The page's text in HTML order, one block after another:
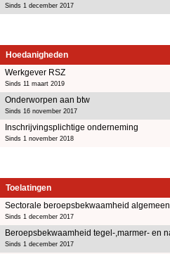
Sinds 1 december 2017
Hoedanigheden
Werkgever RSZ
Sinds 11 maart 2019
Onderworpen aan btw
Sinds 16 november 2017
Inschrijvingsplichtige onderneming
Sinds 1 november 2018
Toelatingen
Sectorale beroepsbekwaamheid
Sinds 1 december 2017
Beroepsbekwaamheid tegel-,marmer- en
Sinds 1 december 2017